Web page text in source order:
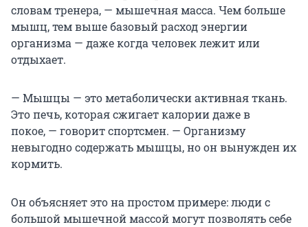
словам тренера, — мышечная масса. Чем больше
мышц, тем выше базовый расход энергии
организма — даже когда человек лежит или
отдыхает.
— Мышцы — это метаболически активная ткань.
Это печь, которая сжигает калории даже в
покое, — говорит спортсмен. — Организму
невыгодно содержать мышцы, но он вынужден их
кормить.
Он объясняет это на простом примере: люди с
большой мышечной массой могут позволять себе